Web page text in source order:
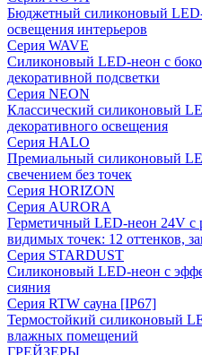
Бюджетный силиконовый LED-
освещения интерьеров
Серия WAVE
Силиконовый LED-неон с
декоративной подсветки
Серия NEON
Классический силиконовый
декоративного освещения
Серия HALO
Премиальный силиконовый
свечением без точек
Серия HORIZON
Серия AURORA
Герметичный LED-неон 24V с
видимых точек: 12 оттенков,
Серия STARDUST
Силиконовый LED-неон с
сияния
Серия RTW сауна [IP67]
Термостойкий силиконовый
влажных помещений
ГРЕЙЗЕРЫ